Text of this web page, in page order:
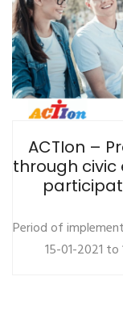
ACTIon –
through
Period of
15-01-2021